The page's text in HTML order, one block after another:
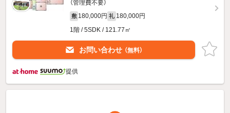
（管理費不要）
敷 180,000円 礼 180,000円
1階 / 5SDK / 121.77㎡
お問い合わせ （無料）
提供